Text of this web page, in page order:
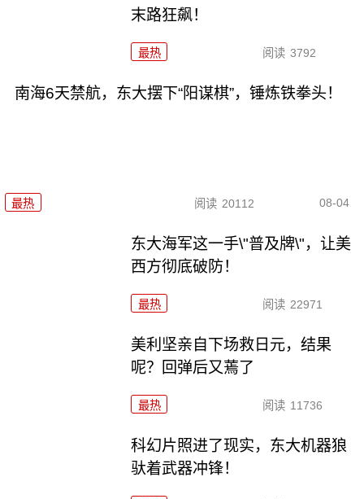
末路狂飙！
最热 阅读 3792
南海6天禁航，东大摆下“阳谋棋”，锤炼铁拳头！
最热 阅读 20112 08-04
东大海军这一手\"普及牌\"，让美
西方彻底破防！
最热 阅读 22971
美利坚亲自下场救日元，结果
呢？回弹后又蔫了
最热 阅读 11736
科幻片照进了现实，东大机器狼
驮着武器冲锋！